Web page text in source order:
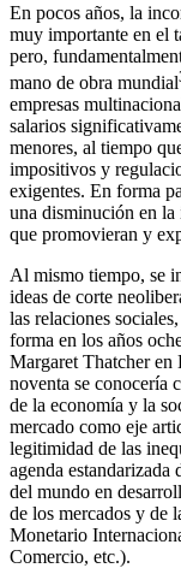
En pocos años, la
muy importante en el
pero,
mano de obra mundial
empresas
salarios
menores, al tiempo
impositivos y
exigentes. En forma
una disminución en
que promovieran y
Al mismo tiempo, se
ideas de corte
las relaciones
forma en los años
Margaret Thatcher en
noventa se conocería
de la economía y la
mercado como eje
legitimidad de las
agenda
del mundo en
de los mercados y de
Monetario
Comercio, etc.).